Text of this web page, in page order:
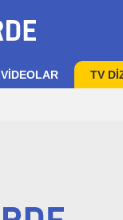
VIDEOLAR TV